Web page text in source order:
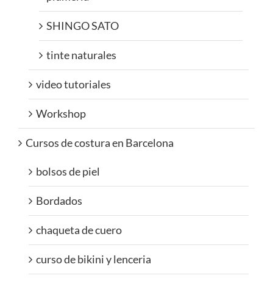
SHINGO SATO
tinte naturales
video tutoriales
Workshop
Cursos de costura en Barcelona
bolsos de piel
Bordados
chaqueta de cuero
curso de bikini y lenceria